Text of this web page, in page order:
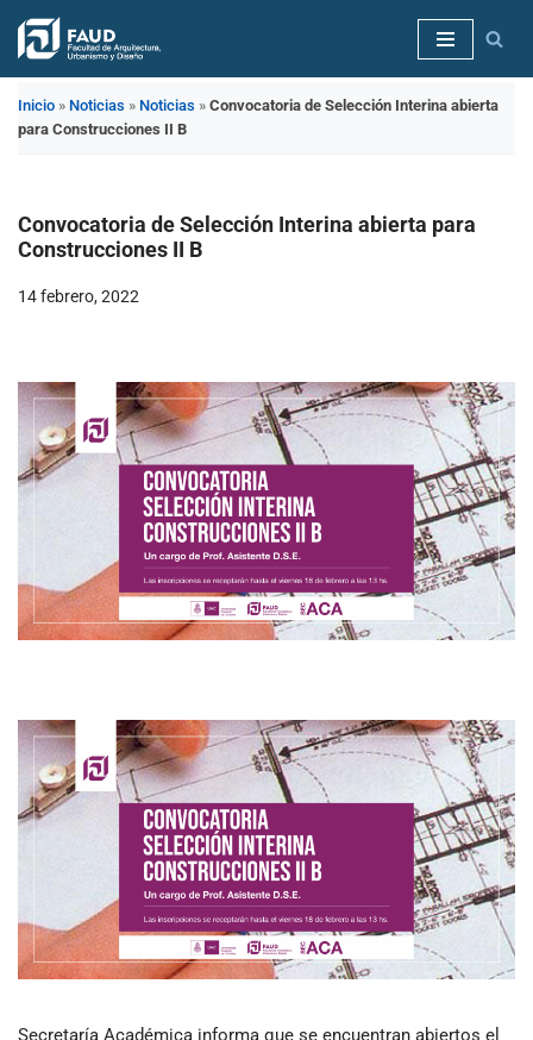
Saltar
contenido
Inicio » Noticias » Noticias » Convocatoria de Selección Interina abierta
para Construcciones II B
Convocatoria de Selección Interina abierta para
Construcciones II B
14 febrero, 2022
Secretaría Académica informa que se encuentran abiertos el